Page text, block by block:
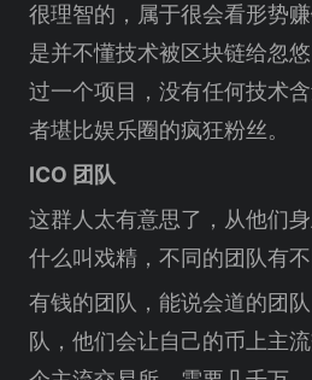
很理智的，属于很会看形势
是并不懂技术被区块链给忽
过一个项目，没有任何技术
者堪比娱乐圈的疯狂粉丝。
ICO 团队
这群人太有意思了，从他们
什么叫戏精，不同的团队有不
有钱的团队，能说会道的团
队，他们会让自己的币上主